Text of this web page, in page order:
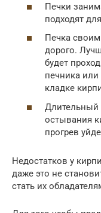
Печки
подходят
Печка
дорого.
будет
печника или
кладке
Длительный
остывания
прогрев
Недостатков у
даже это не
стать их